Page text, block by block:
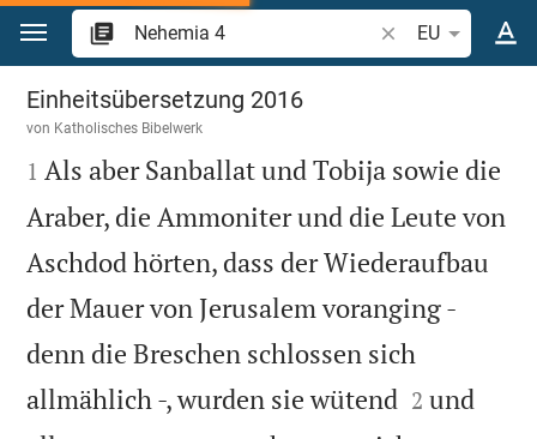
Zum Inhalt springen
Bibelstelle oder
EU
Nehemia 4
Einheitsübersetzung 2016
von Katholisches Bibelwerk

1 Als aber Sanballat und Tobija sowie die
Araber, die Ammoniter und die Leute von
Aschdod hörten, dass der Wiederaufbau
der Mauer von Jerusalem voranging -
denn die Breschen schlossen sich
allmählich -, wurden sie wütend 

2 und